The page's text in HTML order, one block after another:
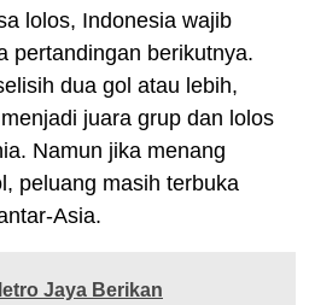
lolos, Indonesia wajib
pertandingan berikutnya.
dua gol atau lebih,
juara grup dan lolos
Namun jika menang
peluang masih terbuka
Asia.
Jaya Berikan